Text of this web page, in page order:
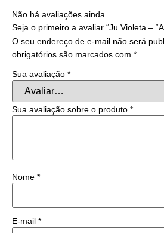
Não há avaliações ainda.
Seja o primeiro a avaliar “Ju Violeta –
O seu endereço de e-mail não será
obrigatórios são marcados com *
Sua avaliação *
Sua avaliação sobre o produto *
Nome *
E-mail *